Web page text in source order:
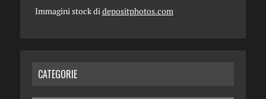
Immagini stock di depositphotos.com
CATEGORIE